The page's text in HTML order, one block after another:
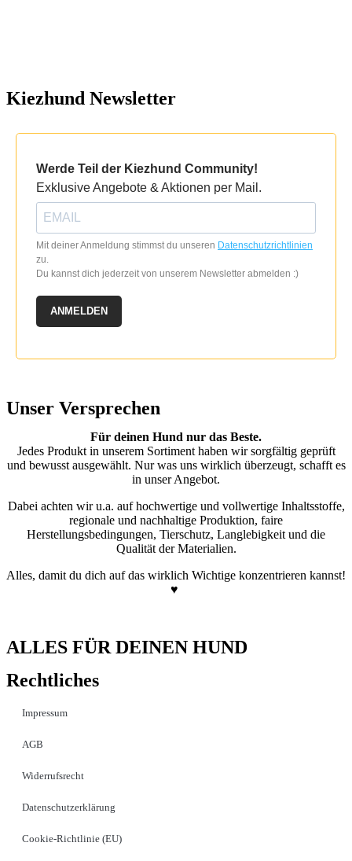
Kiezhund Newsletter
Werde Teil der Kiezhund Community!
Exklusive Angebote & Aktionen per Mail.
Mit deiner Anmeldung stimmst du unseren Datenschutzrichtlinien
zu.
Du kannst dich jederzeit von unserem Newsletter abmelden :)
ANMELDEN
Unser Versprechen
Für deinen Hund nur das Beste.
Jedes Produkt in unserem Sortiment haben wir sorgfältig geprüft
und bewusst ausgewählt. Nur was uns wirklich überzeugt, schafft es
in unser Angebot.
Dabei achten wir u.a. auf hochwertige und vollwertige Inhaltsstoffe,
regionale und nachhaltige Produktion, faire
Herstellungsbedingungen, Tierschutz, Langlebigkeit und die
Qualität der Materialien.
Alles, damit du dich auf das wirklich Wichtige konzentrieren kannst!
♥
ALLES FÜR DEINEN HUND
Rechtliches
Impressum
AGB
Widerrufsrecht
Datenschutzerklärung
Cookie-Richtlinie (EU)